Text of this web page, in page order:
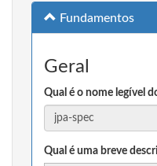
Fundamentos
Geral
Qual é o nome legível
Qual é uma breve